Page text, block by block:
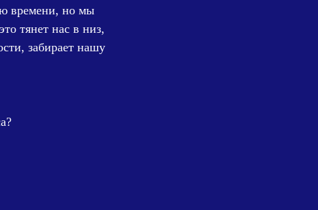
времени, но мы
тянет нас в низ,
забирает нашу